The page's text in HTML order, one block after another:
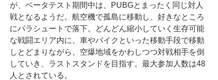
が、ベータテスト期間中は、PUBGとまったく同じ対人
戦となるようだ。航空機で孤島に移動し、好きなところ
にパラシュートで落下。どんどん縮小していく生存可能
な戦闘エリア内に、車やバイクといった移動手段で移動
しとどまりながら、空爆地域をかわしつつ対戦相手を倒
していき、ラストスタンドを目指す。最大参加人数は48
人とされている。